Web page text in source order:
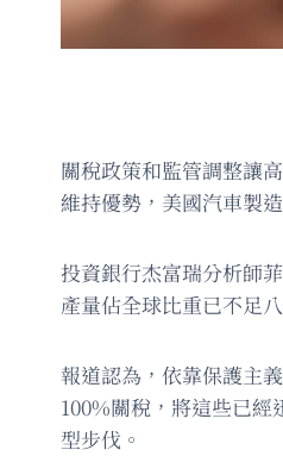
關稅政策和監管調整讓
維持優勢，美國汽車製
投資銀行杰富瑞分析師
產量佔全球比重已不足
報道認為，依靠保護主
100%關稅，將這些已
型步伐。